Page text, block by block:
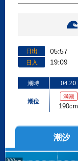
日出 05:57
日入 19:09
潮時
潮位
04:20
満潮
190cm
潮汐